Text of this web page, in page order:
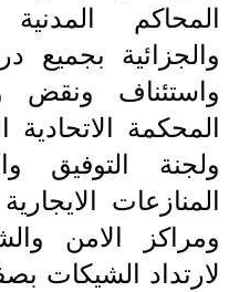
المحاكم
والجزائية بجميع
واستئناف ونقض
المحكمة الاتحادية
ولجنة التوفيق
المنازعات
ومراكز الامن
لارتداد الشيكات